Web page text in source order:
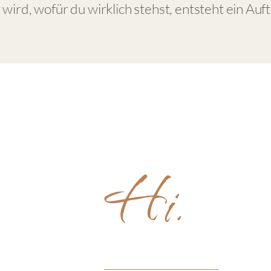
wofür du wirklich stehst, entsteht ein
Hi.